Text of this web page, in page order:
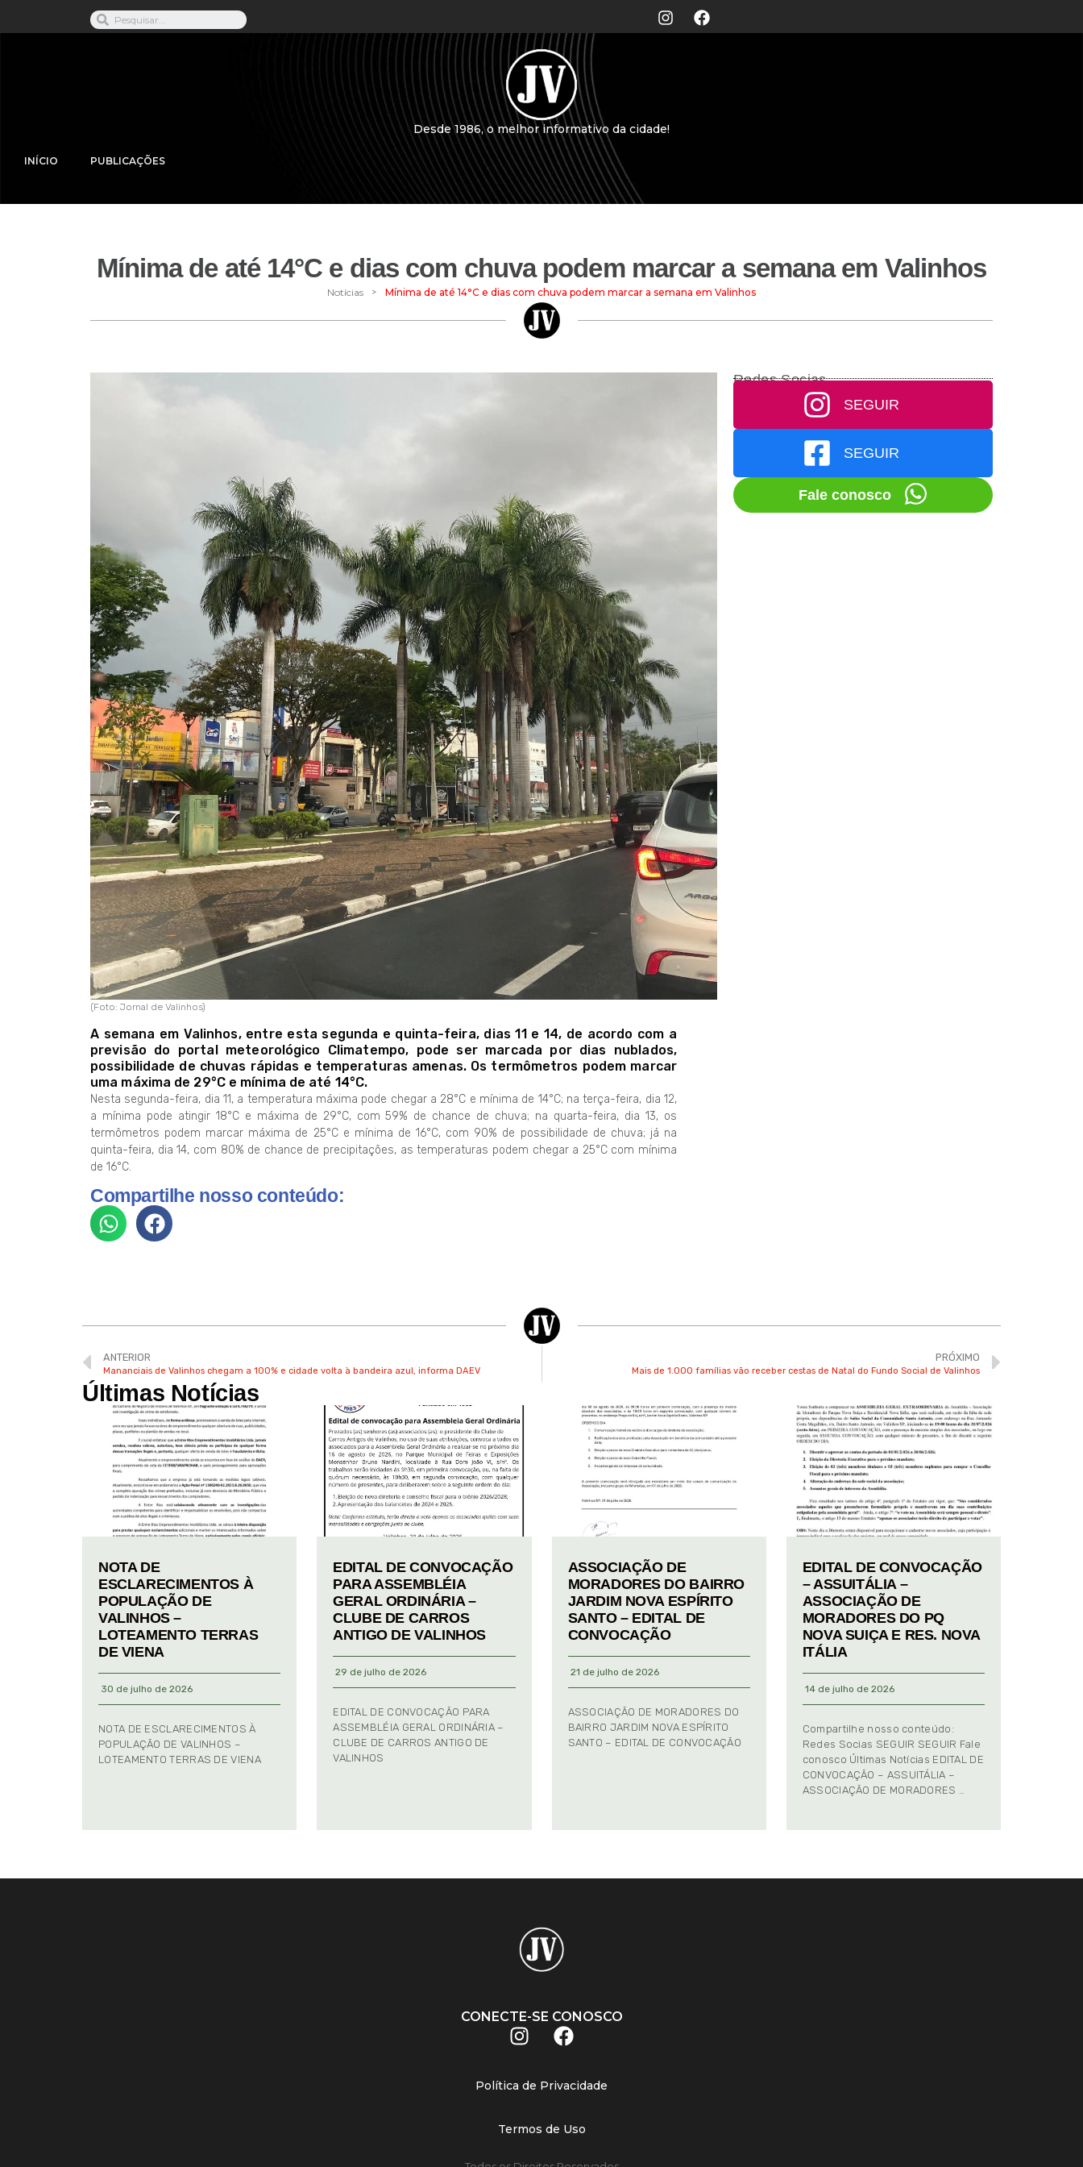
Desde 1986, o melhor informativo da cidade!
INÍCIO PUBLICAÇÕES
Mínima de até 14°C e dias com chuva podem marcar a semana em Valinhos
Notícias > Mínima de até 14°C e dias com chuva podem marcar a semana em Valinhos
(Foto: Jornal de Valinhos)
A semana em Valinhos, entre esta segunda e quinta-feira, dias 11 e 14, de acordo com a
previsão do portal meteorológico Climatempo, pode ser marcada por dias nublados,
possibilidade de chuvas rápidas e temperaturas amenas. Os termômetros podem marcar
uma máxima de 29°C e mínima de até 14°C.
Nesta segunda-feira, dia 11, a temperatura máxima pode chegar a 28°C e mínima de 14°C; na terça-feira, dia 12,
a mínima pode atingir 18°C e máxima de 29°C, com 59% de chance de chuva; na quarta-feira, dia 13, os
termômetros podem marcar máxima de 25°C e mínima de 16°C, com 90% de possibilidade de chuva; já na
quinta-feira, dia 14, com 80% de chance de precipitações, as temperaturas podem chegar a 25°C com mínima
de 16°C.
Compartilhe nosso conteúdo:
Redes Socias
SEGUIR
SEGUIR
Fale conosco
ANTERIOR
Mananciais de Valinhos chegam a 100% e cidade volta à bandeira azul, informa DAEV
PRÓXIMO
Mais de 1.000 famílias vão receber cestas de Natal do Fundo Social de Valinhos
Últimas Notícias
NOTA DE
ESCLARECIMENTOS À
POPULAÇÃO DE
VALINHOS –
LOTEAMENTO TERRAS
DE VIENA
30 de julho de 2026
NOTA DE ESCLARECIMENTOS À
POPULAÇÃO DE VALINHOS –
LOTEAMENTO TERRAS DE VIENA
EDITAL DE CONVOCAÇÃO
PARA ASSEMBLÉIA
GERAL ORDINÁRIA –
CLUBE DE CARROS
ANTIGO DE VALINHOS
29 de julho de 2026
EDITAL DE CONVOCAÇÃO PARA
ASSEMBLÉIA GERAL ORDINÁRIA –
CLUBE DE CARROS ANTIGO DE
VALINHOS
ASSOCIAÇÃO DE
MORADORES DO BAIRRO
JARDIM NOVA ESPÍRITO
SANTO – EDITAL DE
CONVOCAÇÃO
21 de julho de 2026
ASSOCIAÇÃO DE MORADORES DO
BAIRRO JARDIM NOVA ESPÍRITO
SANTO – EDITAL DE CONVOCAÇÃO
EDITAL DE CONVOCAÇÃO
– ASSUITÁLIA –
ASSOCIAÇÃO DE
MORADORES DO PQ
NOVA SUIÇA E RES. NOVA
ITÁLIA
14 de julho de 2026
Compartilhe nosso conteúdo:
Redes Socias SEGUIR SEGUIR Fale
conosco Últimas Notícias EDITAL DE
CONVOCAÇÃO – ASSUITÁLIA –
ASSOCIAÇÃO DE MORADORES …
CONECTE-SE CONOSCO
Política de Privacidade
Termos de Uso